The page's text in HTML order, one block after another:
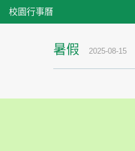
校園行事曆
暑假 2025-08-15